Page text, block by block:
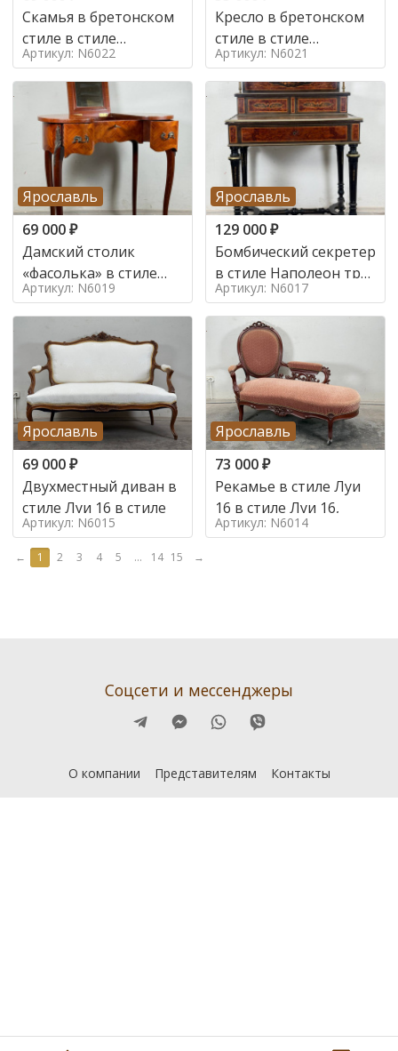
Скамья в бретонском
стиле в стиле
Артикул: N6022
Кресло в бретонском
стиле в стиле
Артикул: N6021
Ярославль
69 000₽
Дамский столик
«фасолька» в стиле
Луи 16,
Артикул: N6019
Ярославль
129 000₽
Бомбический секретер
в стиле Наполеон труа
в стиле
Артикул: N6017
Ярославль
69 000₽
Двухместный диван в
стиле Луи 16 в стиле
Артикул: N6015
Ярославль
73 000₽
Рекамье в стиле Луи
16 в стиле Луи 16,
Артикул: N6014
← 1 2 3 4 5 ... 14 15 →
Соцсети и мессенджеры
О компании Представителям Контакты